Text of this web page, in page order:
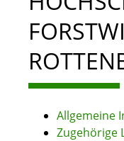
Allgemeine
Zugehörige